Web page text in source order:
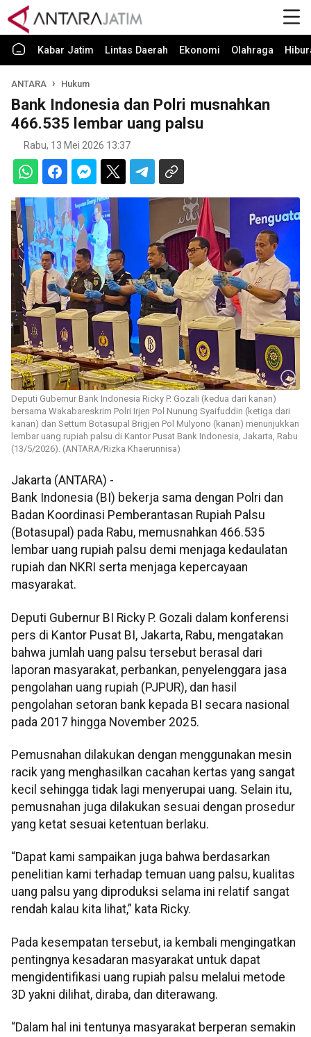
Kabar Jatim Lintas Daerah Ekonomi Olahraga
ANTARA Hukum
Bank Indonesia dan Polri musnahkan
466.535 lembar uang palsu
Rabu, 13 Mei 2026 13:37
Deputi Gubernur Bank Indonesia Ricky P. Gozali (kedua dari kanan)
bersama Wakabareskrim Polri Irjen Pol Nunung Syaifuddin (ketiga dari
kanan) dan Settum Botasupal Brigjen Pol Mulyono (kanan) menunjukkan
lembar uang rupiah palsu di Kantor Pusat Bank Indonesia, Jakarta, Rabu
(13/5/2026). (ANTARA/Rizka Khaerunnisa)
Jakarta (ANTARA) -
Bank Indonesia (BI) bekerja sama dengan Polri dan
Badan Koordinasi Pemberantasan Rupiah Palsu
(Botasupal) pada Rabu, memusnahkan 466.535
lembar uang rupiah palsu demi menjaga kedaulatan
rupiah dan NKRI serta menjaga kepercayaan
masyarakat.
Deputi Gubernur BI Ricky P. Gozali dalam konferensi
pers di Kantor Pusat BI, Jakarta, Rabu, mengatakan
bahwa jumlah uang palsu tersebut berasal dari
laporan masyarakat, perbankan, penyelenggara jasa
pengolahan uang rupiah (PJPUR), dan hasil
pengolahan setoran bank kepada BI secara nasional
pada 2017 hingga November 2025.
Pemusnahan dilakukan dengan menggunakan mesin
racik yang menghasilkan cacahan kertas yang sangat
kecil sehingga tidak lagi menyerupai uang. Selain itu,
pemusnahan juga dilakukan sesuai dengan prosedur
yang ketat sesuai ketentuan berlaku.
“Dapat kami sampaikan juga bahwa berdasarkan
penelitian kami terhadap temuan uang palsu, kualitas
uang palsu yang diproduksi selama ini relatif sangat
rendah kalau kita lihat,” kata Ricky.
Pada kesempatan tersebut, ia kembali mengingatkan
pentingnya kesadaran masyarakat untuk dapat
mengidentifikasi uang rupiah palsu melalui metode
3D yakni dilihat, diraba, dan diterawang.
“Dalam hal ini tentunya masyarakat berperan semakin